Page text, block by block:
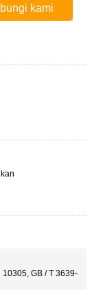
kami
GB / T 3639-